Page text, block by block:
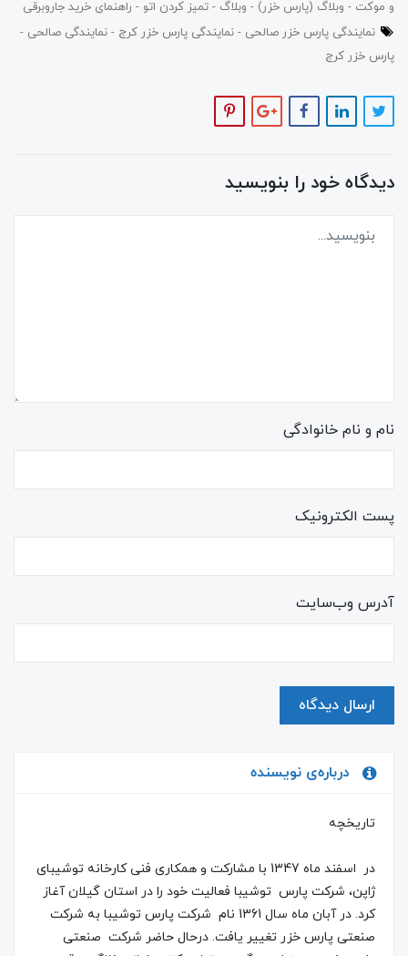
و موکت
وبلاگ (پارس خزر) وبلاگ تمیز کردن اتو
راهنمای خرید جاروبرقی
نمایندگی پارس خزر صالحی
نمایندگی پارس خزر کرج
نمایندگی صالحی
پارس خزر کرج
دیدگاه خود را بنویسید
نام و نام خانوادگی
پست الکترونیک
آدرس وب‌سایت
ارسال دیدگاه
درباره‌ی نویسنده
تاریخچه
در اسفند ماه 1347 با مشارکت و همکاری فنی کارخانه توشیبای
ژاپن، شرکت پارس توشیبا فعالیت خود را در استان گیلان آغاز
کرد. در آبان ماه سال 1361 نام شرکت پارس توشیبا به شرکت
صنعتی پارس خزر تغییر یافت. درحال حاضر شرکت صنعتی